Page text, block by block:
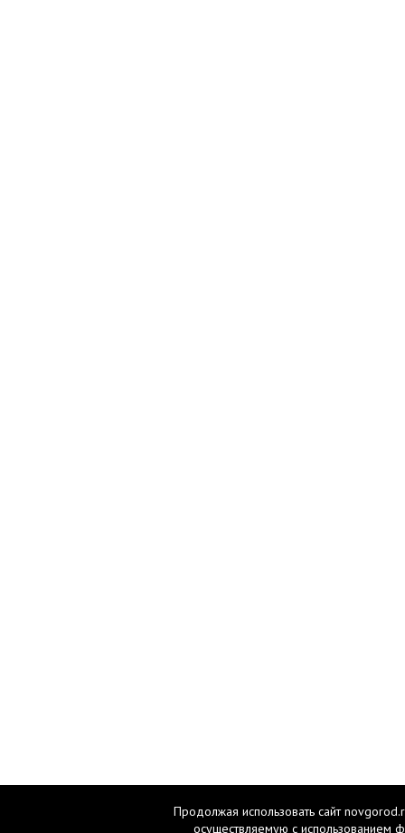
Продолжая использовать сайт
осуществляемую с использованием